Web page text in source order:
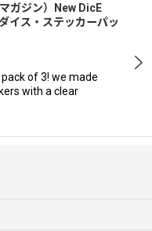
ガジン）New DicE
イス・ステッカーパッ
of 3! we made
with a clear